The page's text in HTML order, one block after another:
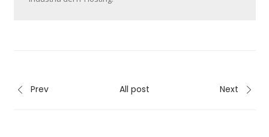
Prev All post Next